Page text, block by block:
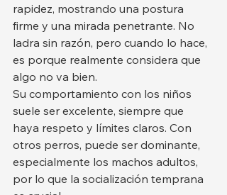
rapidez, mostrando una postura
firme y una mirada penetrante. No
ladra sin razón, pero cuando lo hace,
es porque realmente considera que
algo no va bien.
Su comportamiento con los niños
suele ser excelente, siempre que
haya respeto y límites claros. Con
otros perros, puede ser dominante,
especialmente los machos adultos,
por lo que la socialización temprana